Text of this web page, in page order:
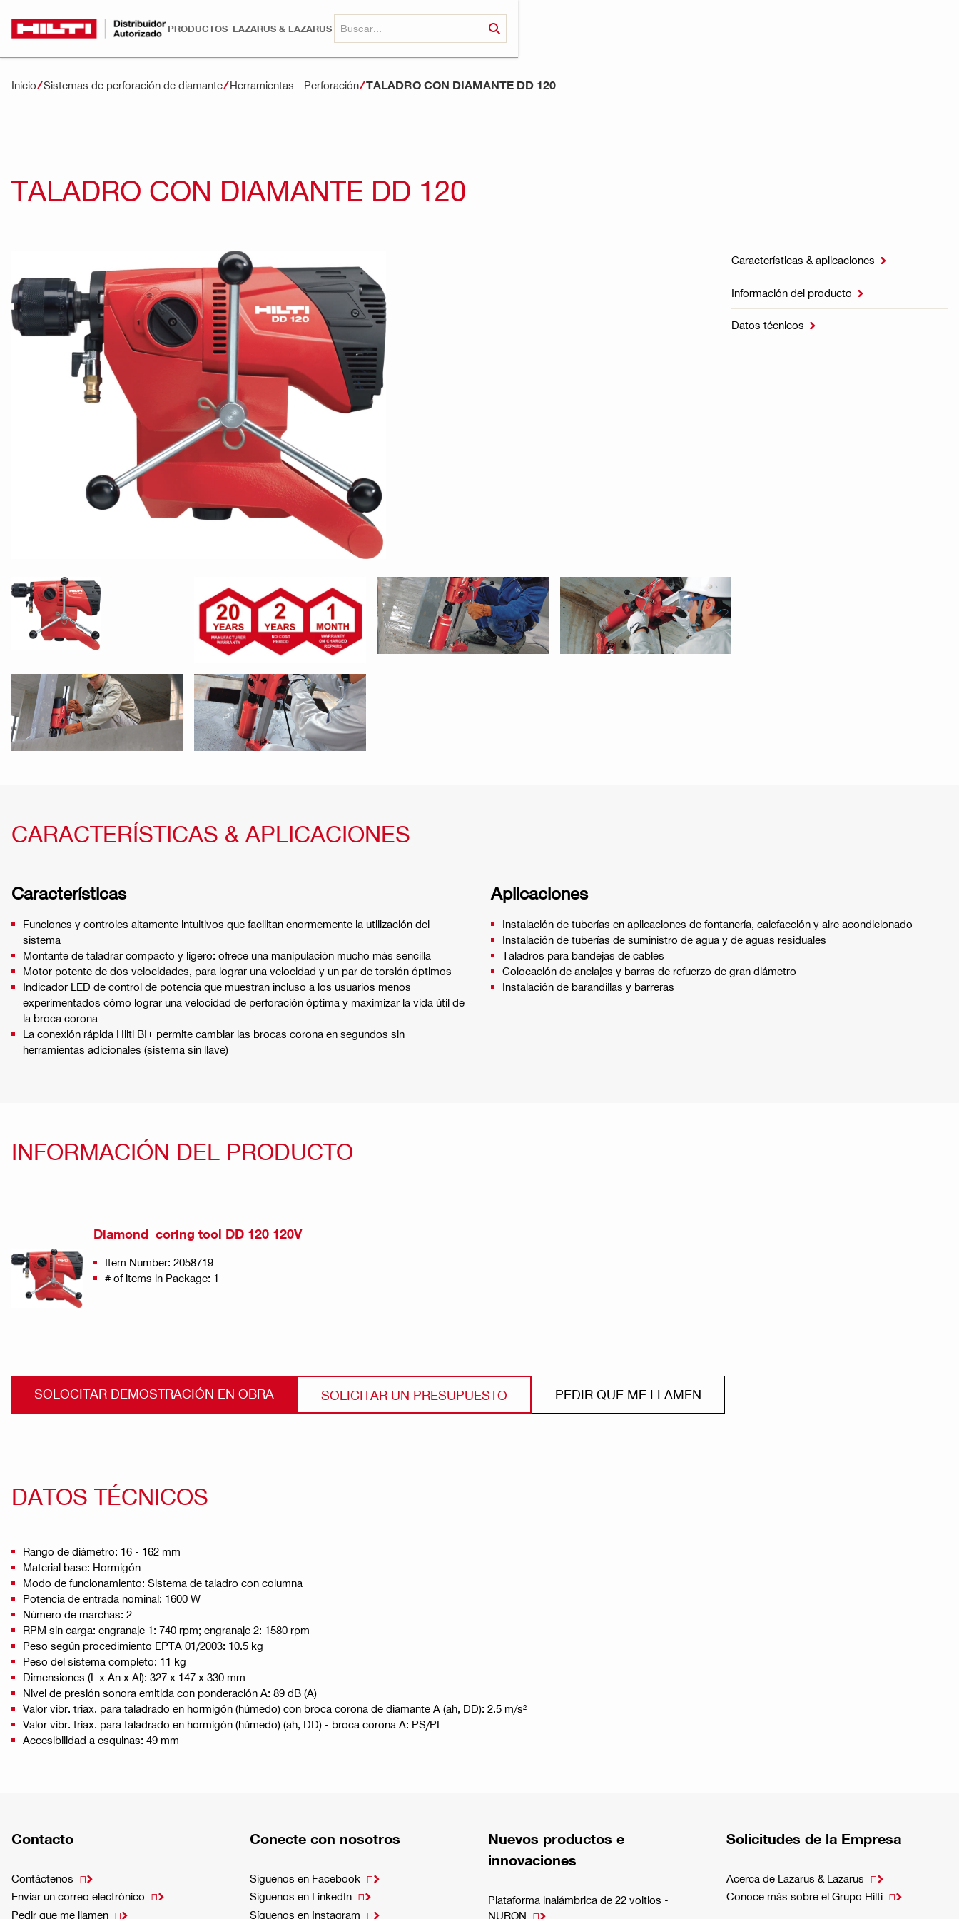
PRODUCTOS LAZARUS & LAZARUS
Inicio Sistemas de perforación de diamante Herramientas - Perforación TALADRO CON DIAMANTE DD 120
TALADRO CON DIAMANTE DD 120
Características & aplicaciones 
Información del producto 
Datos técnicos 
CARACTERÍSTICAS & APLICACIONES
Características
Funciones y controles altamente intuitivos que facilitan enormemente la utilización del
sistema
Montante de taladrar compacto y ligero: ofrece una manipulación mucho más sencilla
Motor potente de dos velocidades, para lograr una velocidad y un par de torsión óptimos
Indicador LED de control de potencia que muestran incluso a los usuarios menos
experimentados cómo lograr una velocidad de perforación óptima y maximizar la vida útil de
la broca corona
La conexión rápida Hilti BI+ permite cambiar las brocas corona en segundos sin
herramientas adicionales (sistema sin llave)
Aplicaciones
Instalación de tuberías en aplicaciones de fontanería, calefacción y aire acondicionado
Instalación de tuberías de suministro de agua y de aguas residuales
Taladros para bandejas de cables
Colocación de anclajes y barras de refuerzo de gran diámetro
Instalación de barandillas y barreras
INFORMACIÓN DEL PRODUCTO
Diamond coring tool DD 120 120V
Item Number: 2058719
# of items in Package: 1
SOLOCITAR DEMOSTRACIÓN EN OBRA SOLICITAR UN PRESUPUESTO PEDIR QUE ME LLAMEN
DATOS TÉCNICOS
Rango de diámetro: 16 - 162 mm
Material base: Hormigón
Modo de funcionamiento: Sistema de taladro con columna
Potencia de entrada nominal: 1600 W
Número de marchas: 2
RPM sin carga: engranaje 1: 740 rpm; engranaje 2: 1580 rpm
Peso según procedimiento EPTA 01/2003: 10.5 kg
Peso del sistema completo: 11 kg
Dimensiones (L x An x Al): 327 x 147 x 330 mm
Nivel de presión sonora emitida con ponderación A: 89 dB (A)
Valor vibr. triax. para taladrado en hormigón (húmedo) con broca corona de diamante A (ah, DD): 2.5 m/s²
Valor vibr. triax. para taladrado en hormigón (húmedo) (ah, DD) - broca corona A: PS/PL
Accesibilidad a esquinas: 49 mm
Contacto
Contáctenos 
Enviar un correo electrónico 
Pedir que me llamen 
Conecte con nosotros
Síguenos en Facebook 
Síguenos en LinkedIn 
Síguenos en Instagram 
Nuevos productos e
innovaciones
Plataforma inalámbrica de 22 voltios -
NURON 
Solicitudes de la Empresa
Acerca de Lazarus & Lazarus 
Conoce más sobre el Grupo Hilti 